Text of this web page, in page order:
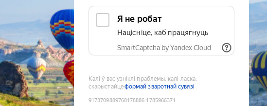
Я не робат
Націсніце, каб працягнуць
SmartCaptcha by Yandex Cloud
Калі ў вас узніклі праблемы, калі ласка,
скарыстайцеформай зваротнай сувязі
9173709889768178886:1785966371